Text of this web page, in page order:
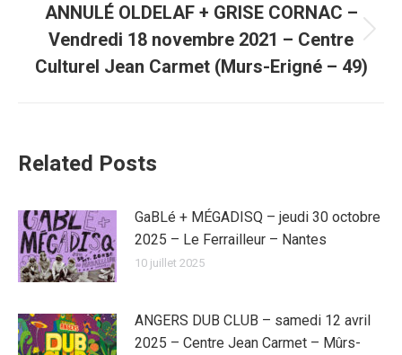
Next
post:
ANNULÉ OLDELAF + GRISE CORNAC –
Vendredi 18 novembre 2021 – Centre
Culturel Jean Carmet (Murs-Erigné – 49)
Related Posts
GaBLé + MÉGADISQ – jeudi 30 octobre
2025 – Le Ferrailleur – Nantes
10 juillet 2025
ANGERS DUB CLUB – samedi 12 avril
2025 – Centre Jean Carmet – Mûrs-